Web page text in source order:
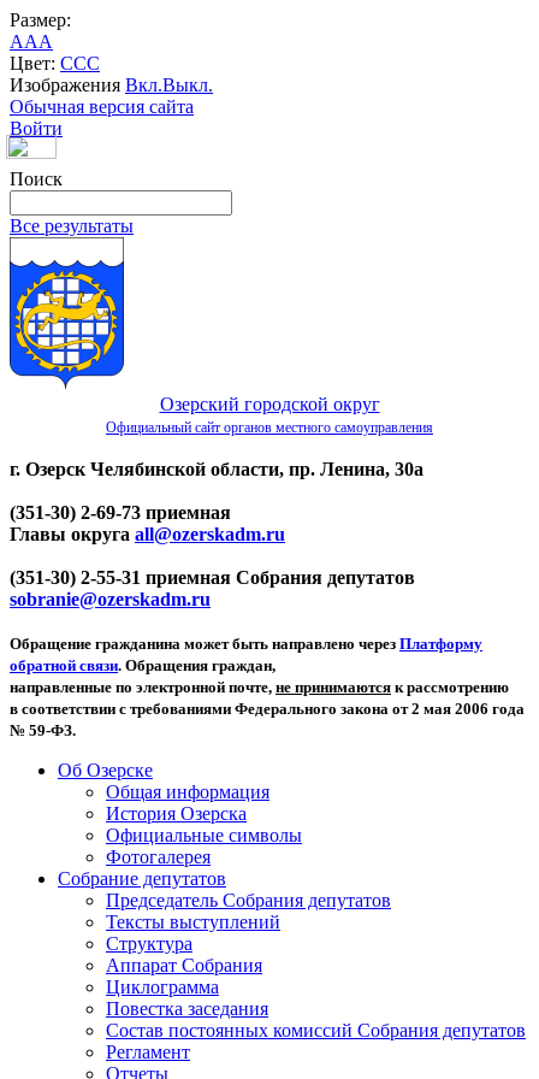
Размер:
AAA
Цвет: CCC
Изображения Вкл.Выкл.
Обычная версия сайта
Войти
Поиск
Все результаты
Озерский городской округ
Официальный сайт органов местного самоуправления
г. Озерск Челябинской области, пр. Ленина, 30а
(351-30) 2-69-73 приемная
Главы округа all@ozerskadm.ru
(351-30) 2-55-31 приемная Собрания депутатов
sobranie@ozerskadm.ru
Обращение гражданина может быть направлено через Платформу
обратной связи. Обращения граждан,
направленные по электронной почте, не принимаются к рассмотрению
в соответствии с требованиями Федерального закона от 2 мая 2006 года
№ 59-ФЗ.
Об Озерске
Общая информация
История Озерска
Официальные символы
Фотогалерея
Собрание депутатов
Председатель Собрания депутатов
Тексты выступлений
Структура
Аппарат Собрания
Циклограмма
Повестка заседания
Состав постоянных комиссий Собрания депутатов
Регламент
Отчеты